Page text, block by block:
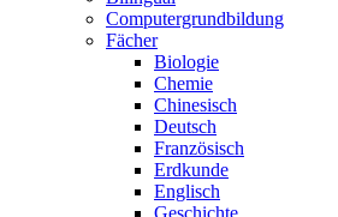
Computergrundbildung
Fächer
Biologie
Chemie
Chinesisch
Deutsch
Französisch
Erdkunde
Englisch